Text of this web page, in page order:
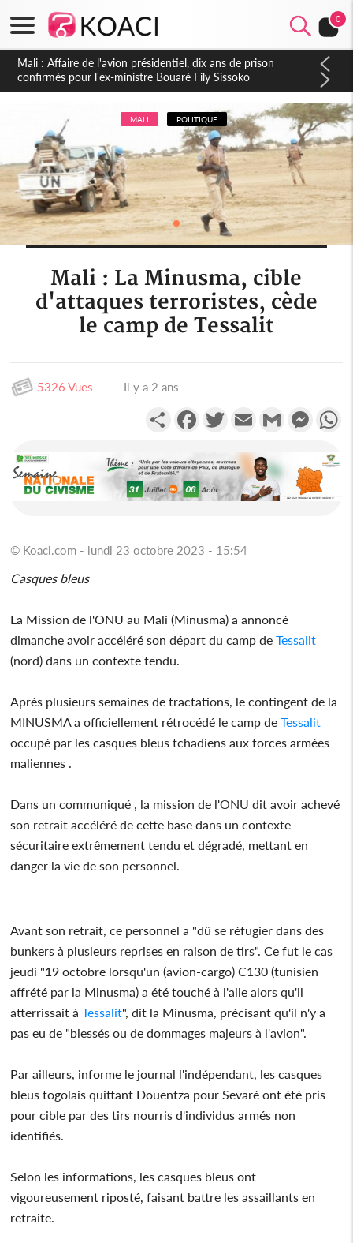
0
Nigeria : Le Togo et le Cameroun principaux acheteurs des
produits de la raffinerie Dangote en juillet
MALI POLITIQUE
Mali : La Minusma, cible
d'attaques terroristes, cède
le camp de Tessalit
5326 Vues Il y a 2 ans
PartagerFacebookTwitterEmail Gmail
© Koaci.com - lundi 23 octobre 2023 - 15:54
Casques bleus
La Mission de l'ONU au Mali (Minusma) a annoncé
dimanche avoir accéléré son départ du camp deTessalit
(nord) dans un contexte tendu.
Après plusieurs semaines de tractations, le contingent de la
MINUSMA a officiellement rétrocédé le camp deTessalit
occupé par les casques bleus tchadiens aux forces armées
maliennes .
Dans un communiqué , la mission de l'ONU dit avoir achevé
son retrait accéléré de cette base dans un contexte
sécuritaire extrêmement tendu et dégradé, mettant en
danger la vie de son personnel.
Avant son retrait, ce personnel a "dû se réfugier dans des
bunkers à plusieurs reprises en raison de tirs". Ce fut le cas
jeudi "19 octobre lorsqu'un (avion-cargo) C130 (tunisien
affrété par la Minusma) a été touché à l'aile alors qu'il
atterrissait àTessalit", dit la Minusma, précisant qu'il n'y a
pas eu de "blessés ou de dommages majeurs à l'avion".
Par ailleurs, informe le journal l'indépendant, les casques
bleus togolais quittant Douentza pour Sevaré ont été pris
pour cible par des tirs nourris d'individus armés non
identifiés.
Selon les informations, les casques bleus ont
vigoureusement riposté, faisant battre les assaillants en
retraite.